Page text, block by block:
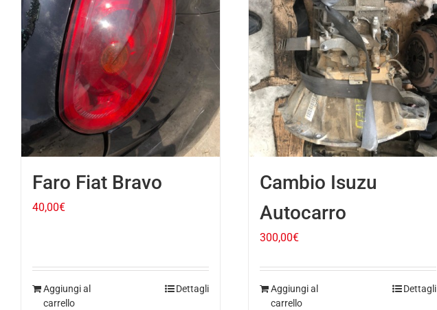
Faro Fiat Bravo
40,00€
Aggiungi al
carrello
Dettagli
Cambio Isuzu
Autocarro
300,00€
Aggiungi al
carrello
Dettagli